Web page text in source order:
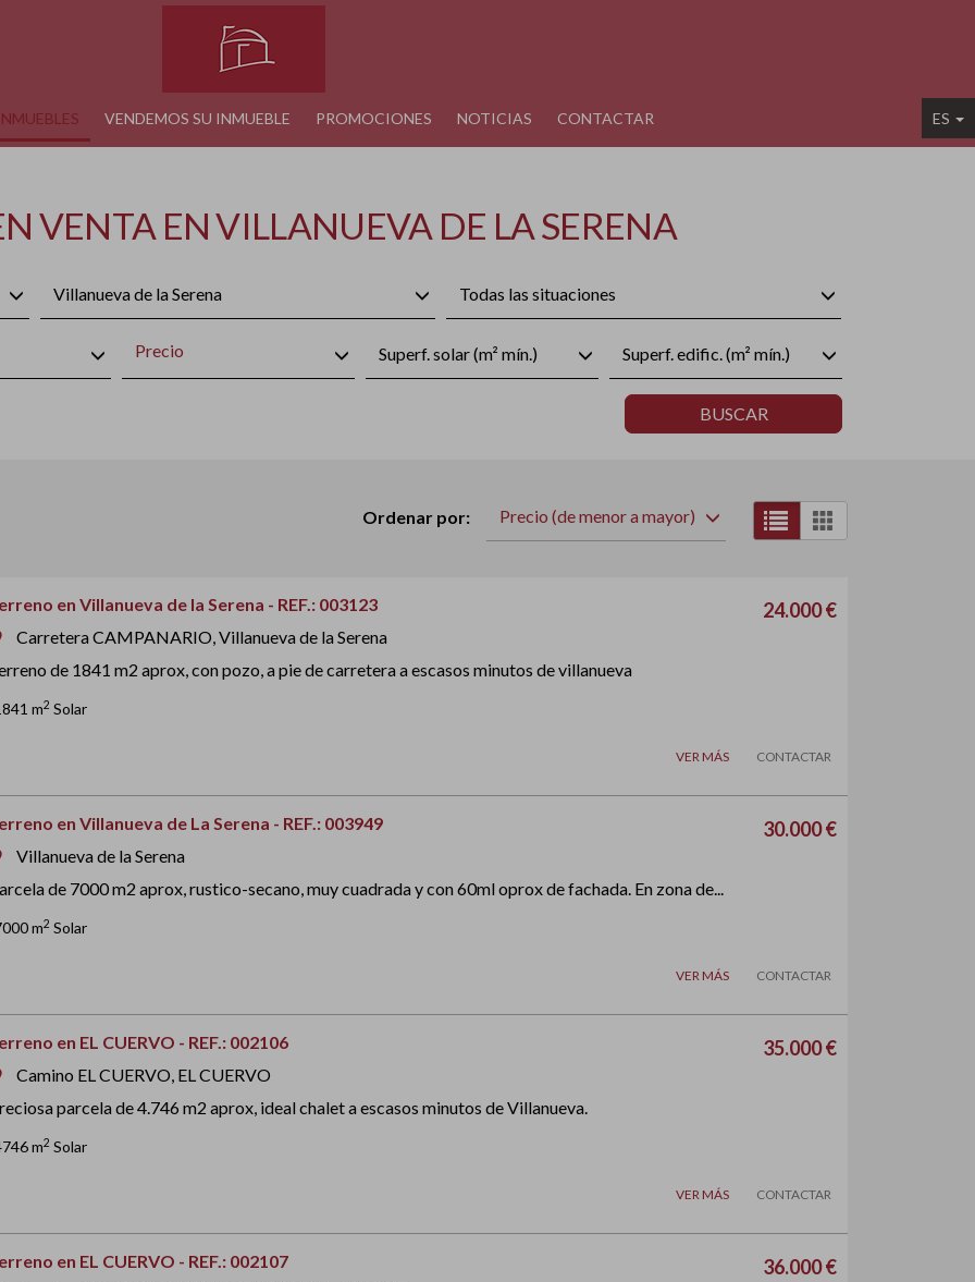
VENDEMOS SU INMUEBLE PROMOCIONES NOTICIAS CONTACTAR ES
VENTA EN VILLANUEVA DE LA SERENA
Villanueva de la Serena Todas las situaciones
Precio Superf. solar (m² mín.) Superf. edific. (m² mín.)
BUSCAR
Ordenar por: Precio (de menor a mayor)
en Villanueva de la Serena - REF.: 003123 24.000 €
Carretera CAMPANARIO, Villanueva de la Serena
de 1841 m2 aprox, con pozo, a pie de carretera a escasos minutos de villanueva
m2 Solar
CONTACTAR
VER MÁS
en Villanueva de La Serena - REF.: 003949 30.000 €
Villanueva de la Serena
de 7000 m2 aprox, rustico-secano, muy cuadrada y con 60ml oprox de fachada. En zona de...
m2 Solar
CONTACTAR
VER MÁS
en EL CUERVO - REF.: 002106 35.000 €
Camino EL CUERVO, EL CUERVO
parcela de 4.746 m2 aprox, ideal chalet a escasos minutos de Villanueva.
m2 Solar
CONTACTAR
VER MÁS
en EL CUERVO - REF.: 002107 36.000 €